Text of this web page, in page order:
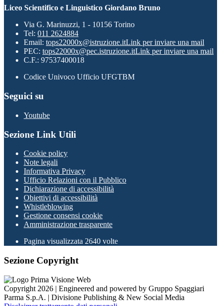
Liceo Scientifico e Linguistico Giordano Bruno
Via G. Marinuzzi, 1 - 10156 Torino
Tel: 011 2624884
Email: tops22000x@istruzione.itLink per inviare una mail
PEC: tops22000x@pec.istruzione.itLink per inviare una mail
C.F.: 97537400018
Codice Univoco Ufficio UFGTBM
Seguici su
Youtube
Sezione Link Utili
Cookie policy
Note legali
Informativa Privacy
Ufficio Relazioni con il Pubblico
Dichiarazione di accessibilità
Obiettivi di accessibilità
Whistleblowing
Gestione consensi cookie
Amministrazione trasparente
Pagina visualizzata 2640 volte
Sezione Copyright
Copyright 2026 | Engineered and powered by Gruppo Spaggiari
Parma S.p.A. | Divisione Publishing & New Social Media